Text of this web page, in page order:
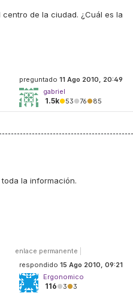
de la ciudad. ¿Cuál es la
preguntado 11 Ago 2010, 20:49
gabriel
1.5k●53●76●85
la información.
enlace permanente
respondido 15 Ago 2010, 09:21
Ergonomico
116●3●3